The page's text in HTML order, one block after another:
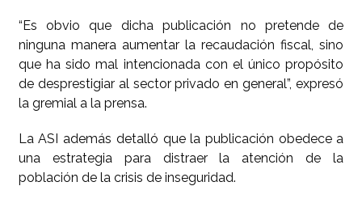
“Es obvio que dicha publicación no pretende de
ninguna manera aumentar la recaudación fiscal, sino
que ha sido mal intencionada con el único propósito
de desprestigiar al sector privado en general”, expresó
la gremial a la prensa.
La ASI además detalló que la publicación obedece a
una estrategia para distraer la atención de la
población de la crisis de inseguridad.